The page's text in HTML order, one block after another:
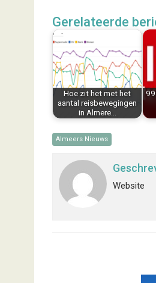
e
b
o
o
k
t
r
e
s
t
k
d
I
n
i
Gerelateerde
Hoe zit het met het
aantal reisbewegingen
in Almere…
Almeers Nieuws
Website